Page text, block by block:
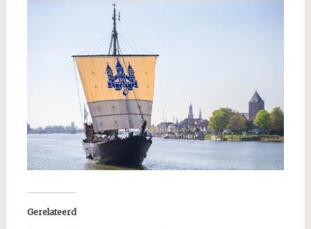
Gerelateerd